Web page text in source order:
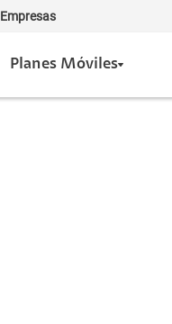
Empresas
Planes Móviles